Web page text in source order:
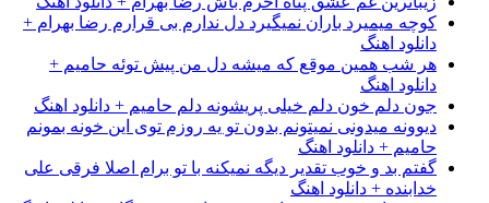
کوچه میمیرد باران نمیگیرد دل ندارم بی قرارم رضا بهرام +
دانلود اهنگ
هر شب همین موقع که میشه دل من پیش توئه حامیم +
دانلود اهنگ
جون دلم خون دلم خیلی پریشونه دلم حامیم + دانلود اهنگ
دیوونه میدونی نمیتونم بدون تو یه روزم توی این خونه بمونم
حامیم + دانلود اهنگ
گفتم بد و خوب تقدیر دیگه نمیکنه با تو برام اصلا فرقی علی
خدابنده + دانلود اهنگ